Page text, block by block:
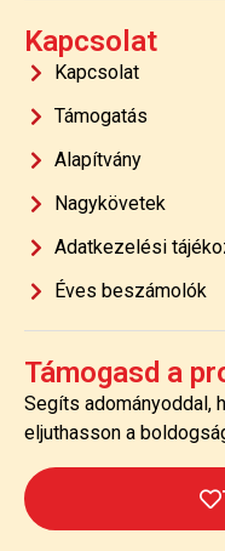
Kapcsolat
Kapcsolat
Támogatás
Alapítvány
Nagykövetek
Adatkezelési
Éves beszámolók
Támogasd a
Segíts adományoddal,
eljuthasson a